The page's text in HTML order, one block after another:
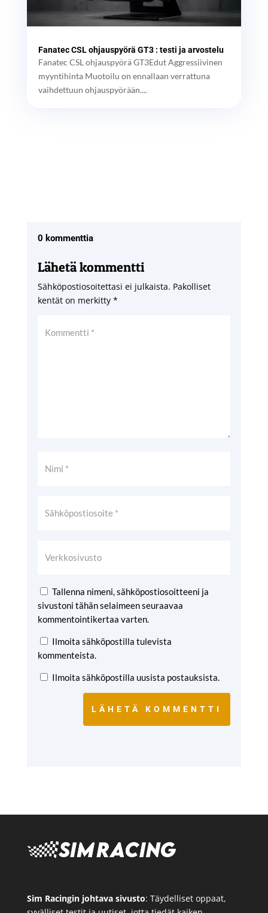
Fanatec CSL ohjauspyörä GT3 : testi ja arvostelu
Fanatec CSL ohjauspyörä GT3Edut Aggressiivinen
myyntihinta Muotoilu on ennallaan verrattuna
vaihdettuun ohjauspyörään....
0 kommenttia
Lähetä kommentti
Sähköpostiosoitettasi ei julkaista. Pakolliset
kentät on merkitty *
Tallenna nimeni, sähköpostiosoitteeni ja
sivustoni tähän selaimeen seuraavaa
kommentointikertaa varten.
Ilmoita sähköpostilla tulevista
kommenteista.
Ilmoita sähköpostilla uusista postauksista.
LÄHETÄ KOMMENTTI
Sim Racingin johtava sivusto: Täydelliset oppaat,